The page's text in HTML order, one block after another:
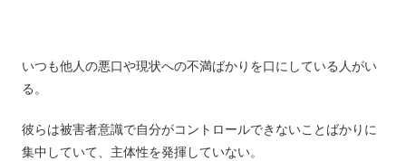
いつも他人の悪口や現状への不満ばかりを口にしている人がい
る。
彼らは被害者意識で自分がコントロールできないことばかりに
集中していて、主体性を発揮していない。